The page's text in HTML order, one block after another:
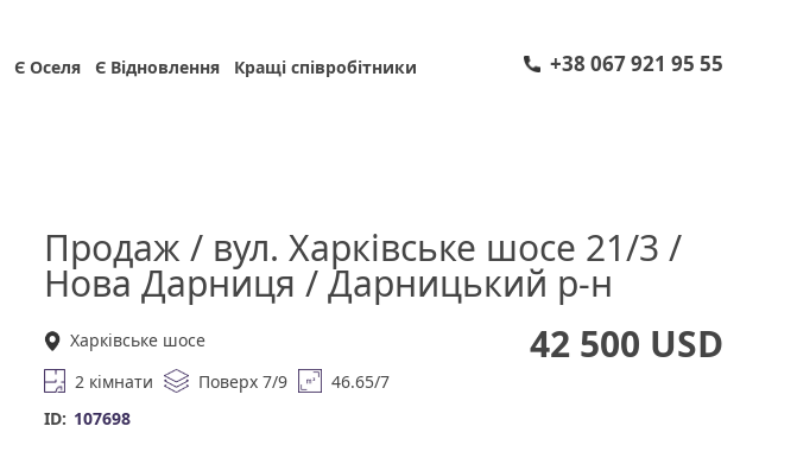
Є Оселя Є Відновлення Кращі співробітники +38 067 921 95 55
Продаж / вул. Харківське шосе 21/3 /
Нова Дарниця / Дарницький р-н
Харківське шосе
2 кімнати
Поверх 7/9
46.65/7
ID: 107698
42 500 USD